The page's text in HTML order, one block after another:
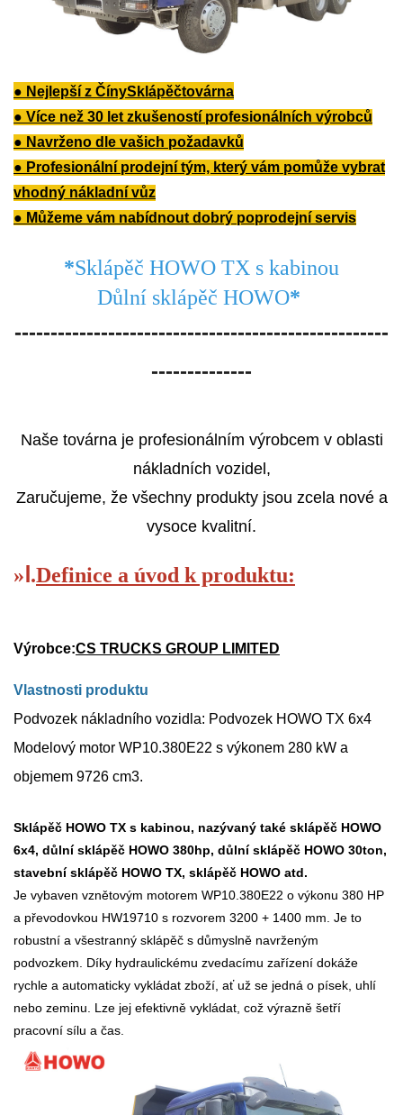
● Nejlepší z ČínySklápěčtovárna
● Více než 30 let zkušeností profesionálních výrobců
● Navrženo dle vašich požadavků
● Profesionální prodejní tým, který vám pomůže vybrat
vhodný nákladní vůz
● Můžeme vám nabídnout dobrý poprodejní servis
*Sklápěč HOWO TX s kabinou
Důlní sklápěč HOWO*
----------------------------------------------------
--------------
Naše továrna je profesionálním výrobcem v oblasti
nákladních vozidel,
Zaručujeme, že všechny produkty jsou zcela nové a
vysoce kvalitní.
» Ⅰ.Definice a úvod k produktu:
Výrobce:CS TRUCKS GROUP LIMITED
Vlastnosti produktu
Podvozek nákladního vozidla: Podvozek HOWO TX 6x4
Modelový motor WP10.380E22 s výkonem 280 kW a
objemem 9726 cm3.
Sklápěč HOWO TX s kabinou, nazývaný také sklápěč HOWO
6x4, důlní sklápěč HOWO 380hp, důlní sklápěč HOWO 30ton,
stavební sklápěč HOWO TX, sklápěč HOWO atd.
Je vybaven vznětovým motorem WP10.380E22 o výkonu 380 HP
a převodovkou HW19710 s rozvorem 3200 + 1400 mm. Je to
robustní a všestranný sklápěč s důmyslně navrženým
podvozkem. Díky hydraulickému zvedacímu zařízení dokáže
rychle a automaticky vykládat zboží, ať už se jedná o písek, uhlí
nebo zeminu. Lze jej efektivně vykládat, což výrazně šetří
pracovní sílu a čas.